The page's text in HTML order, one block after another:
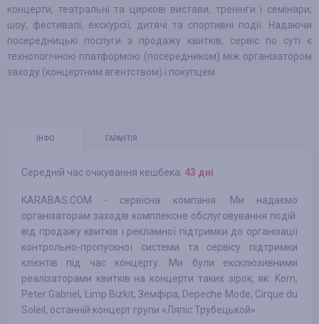
концерти, театральні та циркові вистави, тренінги і семінари,
шоу, фестивалі, екскурсії, дитячі та спортивні події. Надаючи
посередницькі послуги з продажу квитків, сервіс по суті є
технологічною платформою (посередником) між організатором
заходу (концертним агентством) і покупцем.
ІНФО ГАРАНТІЯ
Середній час очікування кешбека: 43 днi
KARABAS.COM - сервісна компанія. Ми надаємо
організаторам заходів комплексне обслуговування подій:
від продажу квитків і рекламної підтримки до організації
контрольно-пропускної системи та сервісу підтримки
клієнтів під час концерту. Ми були ексклюзивними
реалізаторами квитків на концерти таких зірок, як: Korn,
Peter Gabriel, Limp Bizkit, Земфіра, Depeche Mode, Cirque du
Soleil, останній концерт групи «Ляпіс Трубецькой».